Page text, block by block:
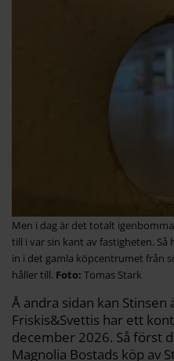
Men i dag är det totalt
till i var sin kant av fastigheten.
in i det gamla köpcentrumet från
håller till.
Tomas Stark
Å andra sidan kan Stinsen
Friskis&Svettis har ett
december 2026. Så först
Magnolia Bostads köp av